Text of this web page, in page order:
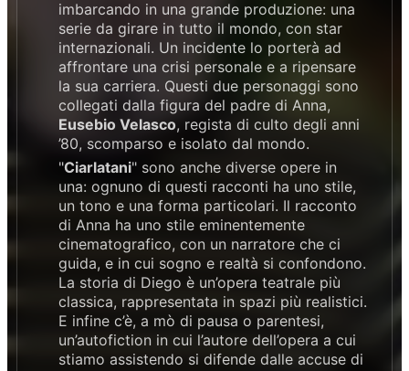
imbarcando in una grande produzione: una
serie da girare in tutto il mondo, con star
internazionali. Un incidente lo porterà ad
affrontare una crisi personale e a ripensare
la sua carriera. Questi due personaggi sono
collegati dalla figura del padre di Anna,
Eusebio Velasco, regista di culto degli anni
’80, scomparso e isolato dal mondo.
"Ciarlatani" sono anche diverse opere in
una: ognuno di questi racconti ha uno stile,
un tono e una forma particolari. Il racconto
di Anna ha uno stile eminentemente
cinematografico, con un narratore che ci
guida, e in cui sogno e realtà si confondono.
La storia di Diego è un’opera teatrale più
classica, rappresentata in spazi più realistici.
E infine c’è, a mò di pausa o parentesi,
un’autofiction in cui l’autore dell’opera a cui
stiamo assistendo si difende dalle accuse di